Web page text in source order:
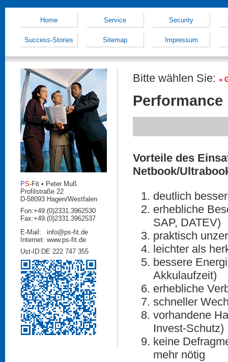
Home Service Security
Success-Stories Sitemap Impressum
PS-Fit • Peter Muß
Profilstraße 22
D-58093 Hagen/Westfalen
Fon:+49.(0)2331.3962530
Fax:+49.(0)2331.3962537
E-Mail:
info@ps-fit.de
Internet: www.ps-fit.de
Ust-ID: DE 222 747 355
Bitte wählen Sie:
Performance
Vorteile des
Netbook/
deutlich
erhebliche
SAP, DATEV)
praktisch
leichter als
bessere
Akkulaufzeit)
erhebliche
schneller
vorhandene
Invest-Schutz)
keine
mehr nötig